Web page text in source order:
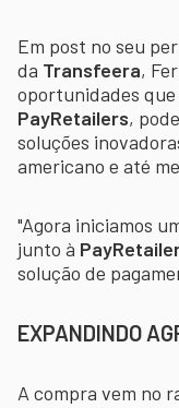
Em post no seu
da Transfeera,
oportunidades
PayRetailers,
soluções
americano e até
"Agora iniciamos
junto à
solução de
EXPANDINDO
A compra vem no